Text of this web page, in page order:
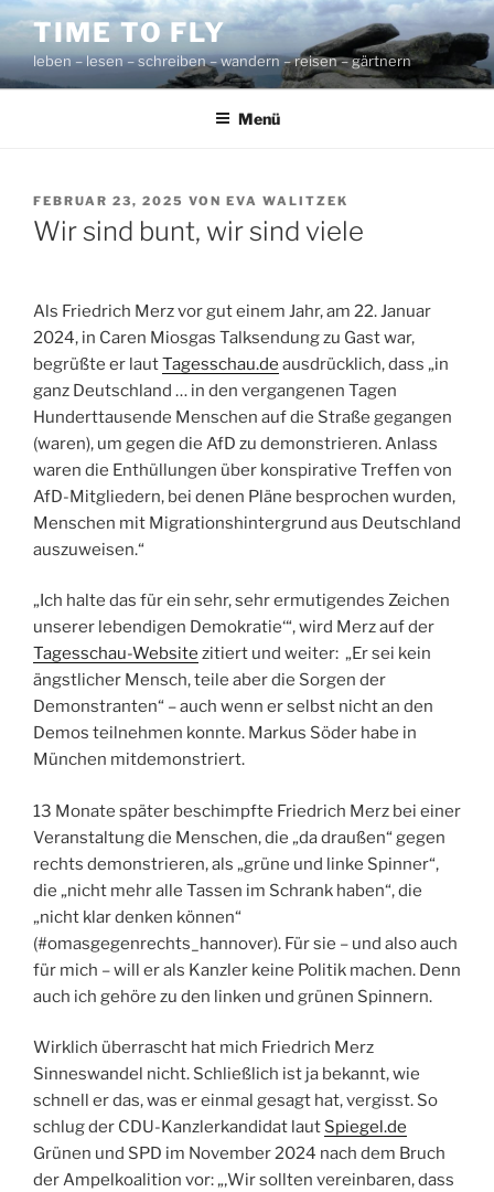
Zum
Inhalt
springen
TIME TO FLY
leben – lesen – schreiben – wandern – reisen – gärtnern
Menü
VERÖFFENTLICHT
AM
FEBRUAR 23, 2025 VON EVA WALITZEK
Wir sind bunt, wir sind viele
Als Friedrich Merz vor gut einem Jahr, am 22. Januar
2024, in Caren Miosgas Talksendung zu Gast war,
begrüßte er lautTagesschau.de ausdrücklich, dass „in
ganz Deutschland … in den vergangenen Tagen
Hunderttausende Menschen auf die Straße gegangen
(waren), um gegen die AfD zu demonstrieren. Anlass
waren die Enthüllungen über konspirative Treffen von
AfD-Mitgliedern, bei denen Pläne besprochen wurden,
Menschen mit Migrationshintergrund aus Deutschland
auszuweisen.“
„Ich halte das für ein sehr, sehr ermutigendes Zeichen
unserer lebendigen Demokratie‘“, wird Merz auf der
Tagesschau-Website zitiert und weiter: „Er sei kein
ängstlicher Mensch, teile aber die Sorgen der
Demonstranten“ – auch wenn er selbst nicht an den
Demos teilnehmen konnte. Markus Söder habe in
München mitdemonstriert.
13 Monate später beschimpfte Friedrich Merz bei einer
Veranstaltung die Menschen, die „da draußen“ gegen
rechts demonstrieren, als „grüne und linke Spinner“,
die „nicht mehr alle Tassen im Schrank haben“, die
„nicht klar denken können“
(#omasgegenrechts_hannover). Für sie – und also auch
für mich – will er als Kanzler keine Politik machen. Denn
auch ich gehöre zu den linken und grünen Spinnern.
Wirklich überrascht hat mich Friedrich Merz
Sinneswandel nicht. Schließlich ist ja bekannt, wie
schnell er das, was er einmal gesagt hat, vergisst. So
schlug der CDU-Kanzlerkandidat laut Spiegel.de
Grünen und SPD im November 2024 nach dem Bruch
der Ampelkoalition vor: „‚Wir sollten vereinbaren, dass